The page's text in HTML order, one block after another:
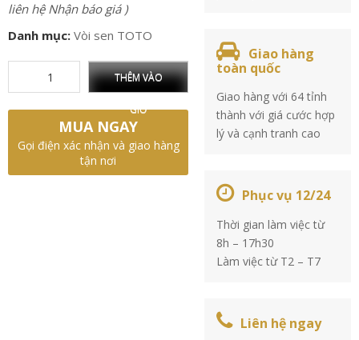
liên hệ Nhận báo giá )
Danh mục: Vòi sen TOTO
THÊM VÀO
GIỎ
MUA NGAY
Gọi điện xác nhận và giao hàng
tận nơi
Giao hàng
toàn quốc
Giao hàng với 64 tỉnh
thành với giá cước hợp
lý và cạnh tranh cao
Phục vụ 12/24
Thời gian làm việc từ
8h – 17h30
Làm việc từ T2 – T7
Liên hệ ngay